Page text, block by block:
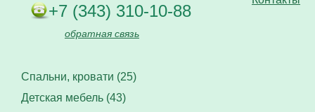
+7 (343) 310-10-88
обратная связь
Спальни, кровати (25)
Детская мебель (43)